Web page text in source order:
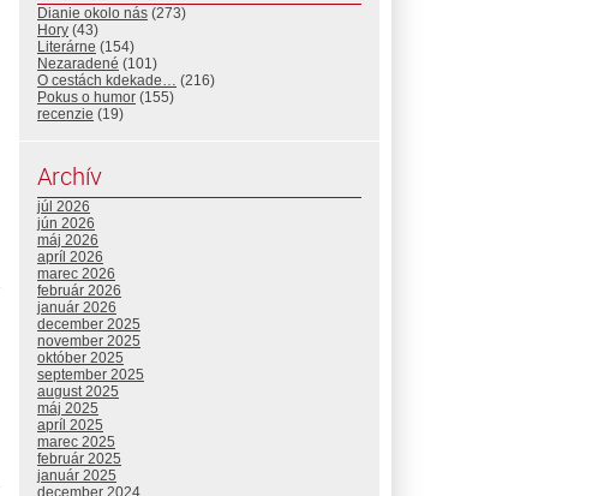
Dianie okolo nás (273)
Hory (43)
Literárne (154)
Nezaradené (101)
O cestách kdekade… (216)
Pokus o humor (155)
recenzie (19)
Archív
júl 2026
jún 2026
máj 2026
apríl 2026
marec 2026
február 2026
január 2026
december 2025
november 2025
október 2025
september 2025
august 2025
máj 2025
apríl 2025
marec 2025
február 2025
január 2025
december 2024